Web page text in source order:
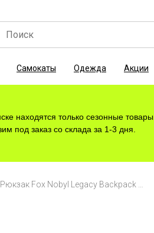
Самокаты Одежда Акции
находятся только сезонные товары.
под заказ со склада за 1-3 дня.
Рюкзак Fox Nobyl Legacy Backpack Black, 2021